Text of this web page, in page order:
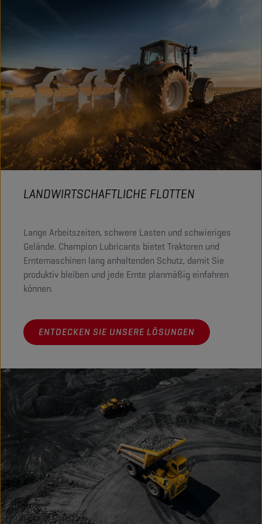
LANDWIRTSCHAFTLICHE FLOTTEN
Lange Arbeitszeiten, schwere Lasten und schwieriges
Gelände. Champion Lubricants bietet Traktoren und
Erntemaschinen lang anhaltenden Schutz, damit Sie
produktiv bleiben und jede Ernte planmäßig einfahren
können.
ENTDECKEN SIE UNSERE LÖSUNGEN